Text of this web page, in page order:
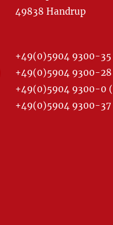
49838 Handrup
+49(0)5904 9300-35
+49(0)5904 9300-28
+49(0)5904 9300-0
+49(0)5904 9300-37